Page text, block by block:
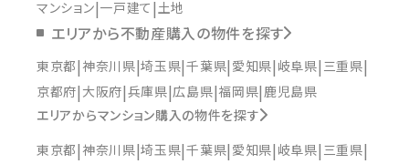
マンション 一戸建て 土地
エリアから不動産購入の物件を探す
東京都 神奈川県 埼玉県 千葉県 愛知県 岐阜県 三重県
京都府 大阪府 兵庫県 広島県 福岡県 鹿児島県
エリアからマンション購入の物件を探す
東京都 神奈川県 埼玉県 千葉県 愛知県 岐阜県 三重県